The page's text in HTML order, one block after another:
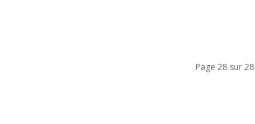
Page 28 sur 28